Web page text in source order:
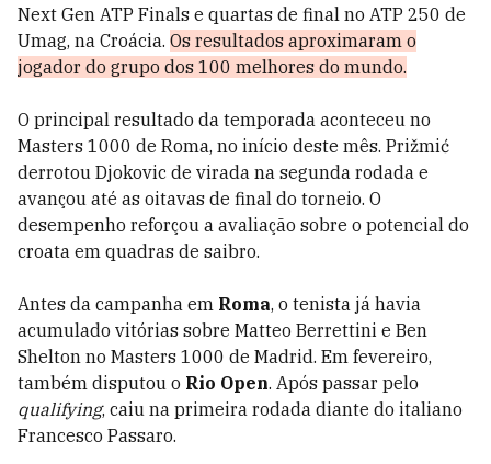
Next Gen ATP Finals e quartas de final no ATP 250 de
Umag, na Croácia. Os resultados aproximaram o
jogador do grupo dos 100 melhores do mundo.
O principal resultado da temporada aconteceu no
Masters 1000 de Roma, no início deste mês. Prižmić
derrotou Djokovic de virada na segunda rodada e
avançou até as oitavas de final do torneio. O
desempenho reforçou a avaliação sobre o potencial do
croata em quadras de saibro.
Antes da campanha em Roma, o tenista já havia
acumulado vitórias sobre Matteo Berrettini e Ben
Shelton no Masters 1000 de Madrid. Em fevereiro,
também disputou o Rio Open. Após passar pelo
qualifying, caiu na primeira rodada diante do italiano
Francesco Passaro.